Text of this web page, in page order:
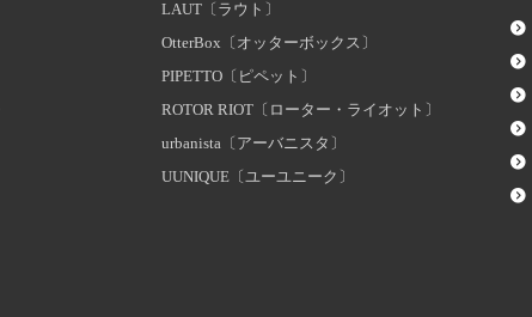
LAUT〔ラウト〕
OtterBox〔オッターボックス〕
PIPETTO〔ピペット〕
ROTOR RIOT〔ローター・ライオット〕
urbanista〔アーバニスタ〕
UUNIQUE〔ユーユニーク〕